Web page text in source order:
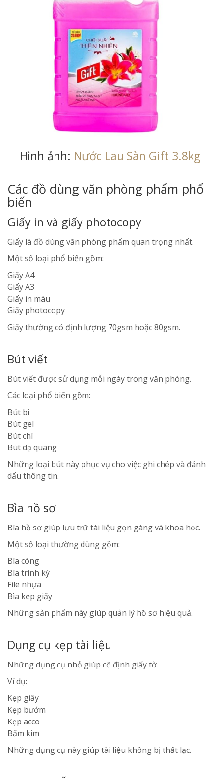
Hình ảnh: Nước Lau Sàn Gift 3.8kg
Các đồ dùng văn phòng phẩm phổ
biến
Giấy in và giấy photocopy
Giấy là đồ dùng văn phòng phẩm quan trọng nhất.
Một số loại phổ biến gồm:
Giấy A4
Giấy A3
Giấy in màu
Giấy photocopy
Giấy thường có định lượng 70gsm hoặc 80gsm.
Bút viết
Bút viết được sử dụng mỗi ngày trong văn phòng.
Các loại phổ biến gồm:
Bút bi
Bút gel
Bút chì
Bút dạ quang
Những loại bút này phục vụ cho việc ghi chép và đánh
dấu thông tin.
Bìa hồ sơ
Bìa hồ sơ giúp lưu trữ tài liệu gọn gàng và khoa học.
Một số loại thường dùng gồm:
Bìa còng
Bìa trình ký
File nhựa
Bìa kẹp giấy
Những sản phẩm này giúp quản lý hồ sơ hiệu quả.
Dụng cụ kẹp tài liệu
Những dụng cụ nhỏ giúp cố định giấy tờ.
Ví dụ:
Kẹp giấy
Kẹp bướm
Kẹp acco
Bấm kim
Những dụng cụ này giúp tài liệu không bị thất lạc.